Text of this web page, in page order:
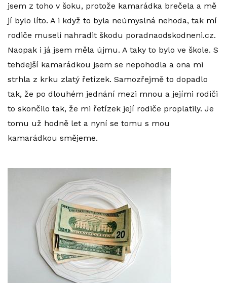
jsem z toho v šoku, protože kamarádka brečela a mě
jí bylo líto. A i když to byla neúmyslná nehoda, tak mí
rodiče museli nahradit škodu poradnaodskodneni.cz.
Naopak i já jsem měla újmu. A taky to bylo ve škole. S
tehdejší kamarádkou jsem se nepohodla a ona mi
strhla z krku zlatý řetízek. Samozřejmě to dopadlo
tak, že po dlouhém jednání mezi mnou a jejími rodiči
to skončilo tak, že mi řetízek její rodiče proplatily. Je
tomu už hodně let a nyní se tomu s mou
kamarádkou smějeme.